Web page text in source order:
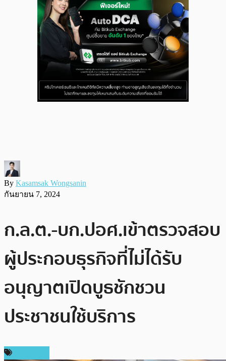
By Kasamsak Wongsanin
กันยายน 7, 2024
ก.ล.ต.-บก.ปอศ.เข้าตรวจสอบ
ผู้ประกอบธุรกิจที่ไม่ได้รับ
อนุญาตเปิดบูธชักชวน
ประชาชนใช้บริการ